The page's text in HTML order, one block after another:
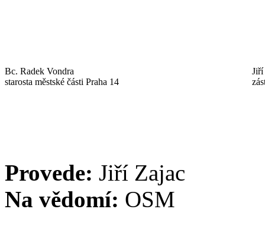
Bc. Radek Vondra
starosta městské části Praha 14
Jiří
Provede: Jiří Zajac
Na vědomí: OSM